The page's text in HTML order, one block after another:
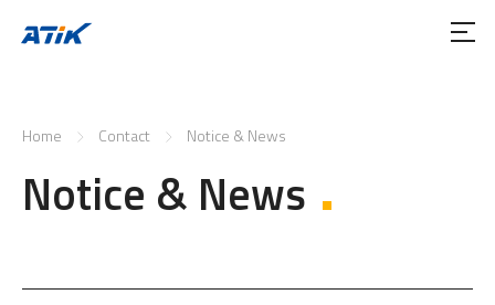
Home Contact Notice & News
Notice & News